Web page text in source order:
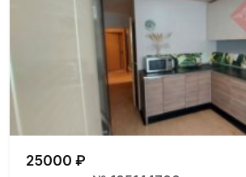
25000 ₽